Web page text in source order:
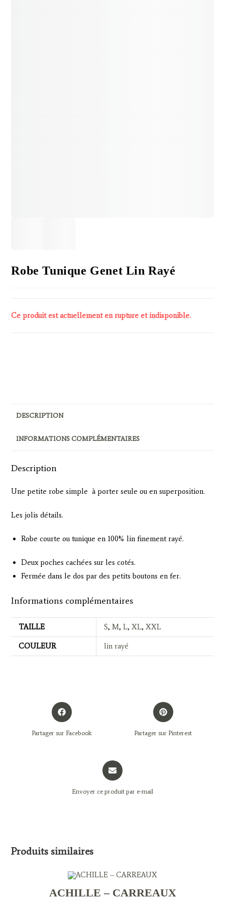
Robe Tunique Genet Lin Rayé
Ce produit est actuellement en rupture et indisponible.
DESCRIPTION
INFORMATIONS COMPLÉMENTAIRES
Description
Une petite robe simple à porter seule ou en superposition.
Les jolis détails.
Robe courte ou tunique en 100% lin finement rayé.
Deux poches cachées sur les cotés.
Fermée dans le dos par des petits boutons en fer.
Informations complémentaires
TAILLE S,M,L,XL,XXL
COULEUR lin rayé
Opens
in
Partager sur Facebook
Opens
in
Partager sur Pinterest
Opens
in
new
Envoyer ce produit par e-mail
Produits similaires
ACHILLE – CARREAUX